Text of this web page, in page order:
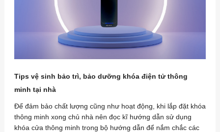
Tips vệ sinh bảo trì, bảo dưỡng khóa điện tử thông
minh tại nhà
Để đảm bảo chất lượng cũng như hoạt động, khi lắp đặt khóa
thông minh xong chủ nhà nên đọc kĩ hướng dẫn sử dụng
khóa cửa thông minh trong bộ hướng dẫn để nắm chắc các